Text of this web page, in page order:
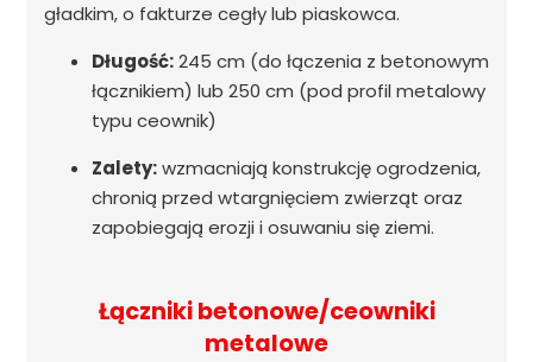
gładkim, o fakturze cegły lub piaskowca.
Długość:245 cm (do łączenia z betonowym
łącznikiem) lub 250 cm (pod profil metalowy
typu ceownik)
Zalety:wzmacniają konstrukcję ogrodzenia,
chronią przed wtargnięciem zwierząt oraz
zapobiegają erozji i osuwaniu się ziemi.
Łączniki betonowe/ceowniki
metalowe